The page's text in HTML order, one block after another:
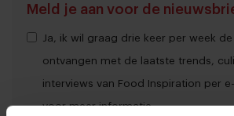
Meld je aan voor de
Ja, ik wil graag drie keer per week
ontvangen met de laatste trends,
interviews van Food Inspiration per
voor meer informatie.